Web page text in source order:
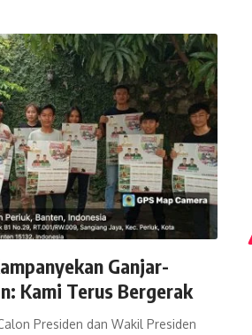
Ganjar-
Kami Terus Bergerak
Presiden dan Wakil Presiden